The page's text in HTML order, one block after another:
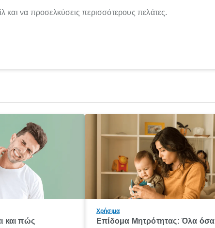
και να προσελκύσεις περισσότερους πελάτες.
και πώς
Χρήσιμα
Επίδομα Μητρότητας: Όλα όσα